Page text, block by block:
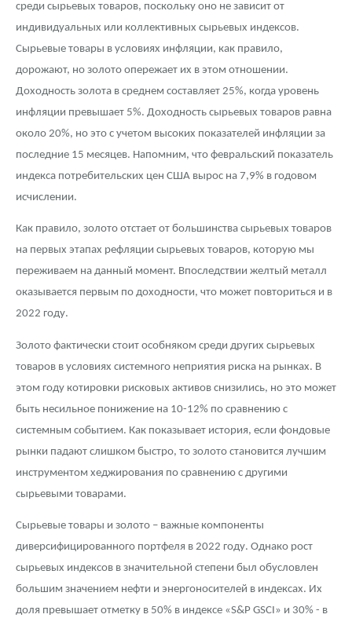
Книги по нумизматике
среди сырьевых товаров, поскольку оно не зависит от
индивидуальных или коллективных сырьевых индексов.
Сырьевые товары в условиях инфляции, как правило,
дорожают, но золото опережает их в этом отношении.
Доходность золота в среднем составляет 25%, когда уровень
инфляции превышает 5%. Доходность сырьевых товаров равна
около 20%, но это с учетом высоких показателей инфляции за
последние 15 месяцев. Напомним, что февральский показатель
индекса потребительских цен США вырос на 7,9% в годовом
исчислении.
Как правило, золото отстает от большинства сырьевых товаров
на первых этапах рефляции сырьевых товаров, которую мы
переживаем на данный момент. Впоследствии желтый металл
оказывается первым по доходности, что может повториться и в
2022 году.
Золото фактически стоит особняком среди других сырьевых
товаров в условиях системного неприятия риска на рынках. В
этом году котировки рисковых активов снизились, но это может
быть несильное понижение на 10-12% по сравнению с
системным событием. Как показывает история, если фондовые
рынки падают слишком быстро, то золото становится лучшим
инструментом хеджирования по сравнению с другими
сырьевыми товарами.
Сырьевые товары и золото – важные компоненты
диверсифицированного портфеля в 2022 году. Однако рост
сырьевых индексов в значительной степени был обусловлен
большим значением нефти и энергоносителей в индексах. Их
доля превышает отметку в 50% в индексе «S&P GSCI» и 30% - в